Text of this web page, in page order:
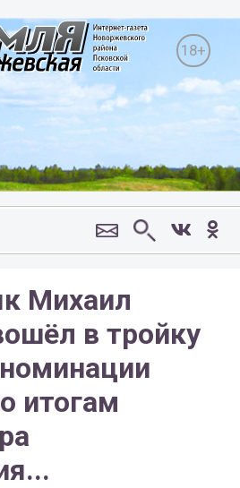
18+
Михаил
в тройку
итогам